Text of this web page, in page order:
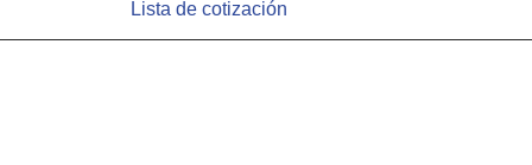
Lista de cotización